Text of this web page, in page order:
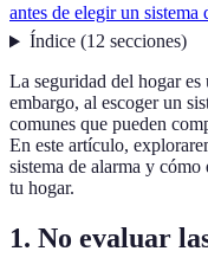
antes de elegir un sistema
Índice(12 secciones)
La seguridad del hogar
embargo, al escoger un
comunes que pueden
En este artículo,
sistema de alarma y
tu hogar.
1. No evaluar